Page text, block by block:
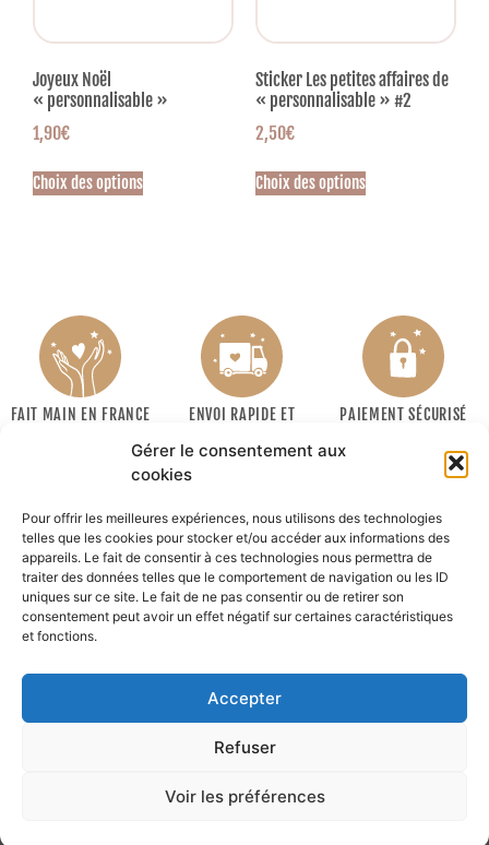
Gérer le consentement aux
cookies
Pour offrir les meilleures expériences, nous utilisons des technologies
telles que les cookies pour stocker et/ou accéder aux informations des
appareils. Le fait de consentir à ces technologies nous permettra de
traiter des données telles que le comportement de navigation ou les ID
uniques sur ce site. Le fait de ne pas consentir ou de retirer son
consentement peut avoir un effet négatif sur certaines caractéristiques
et fonctions.
Accepter
Refuser
Voir les préférences
Joyeux Noël
« personnalisable »
1,90€
Choix des options
Sticker Les petites affaires de
« personnalisable » #2
2,50€
Choix des options
FAIT MAIN EN FRANCE
ENVOI RAPIDE ET
PAIEMENT SÉCURISÉ
INFORMATIONS
MON COMPTE